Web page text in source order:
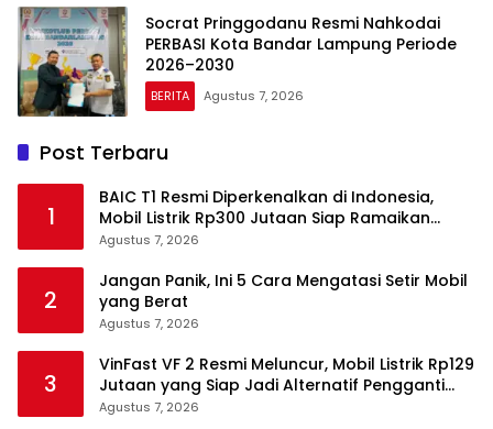
Socrat Pringgodanu Resmi Nahkodai
PERBASI Kota Bandar Lampung Periode
2026–2030
BERITA Agustus 7, 2026
Post Terbaru
1
BAIC T1 Resmi Diperkenalkan di Indonesia,
Mobil Listrik Rp300 Jutaan Siap Ramaikan
Pasar EV
Agustus 7, 2026
2
Jangan Panik, Ini 5 Cara Mengatasi Setir Mobil
yang Berat
Agustus 7, 2026
3
VinFast VF 2 Resmi Meluncur, Mobil Listrik Rp129
Jutaan yang Siap Jadi Alternatif Pengganti
Motor
Agustus 7, 2026